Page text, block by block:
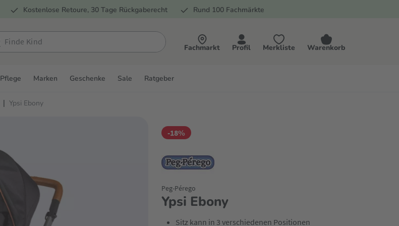
Kostenlose Retoure, 30 Tage Rückgaberecht Rund 100 Fachmärkte
Fachmarkt Profil Merkliste Warenkorb
Pflege Marken Geschenke Sale Ratgeber
| Ypsi Ebony
-18%
Ypsi Ebony
Peg-Pérego
Sitz kann in 3 verschiedenen Positionen